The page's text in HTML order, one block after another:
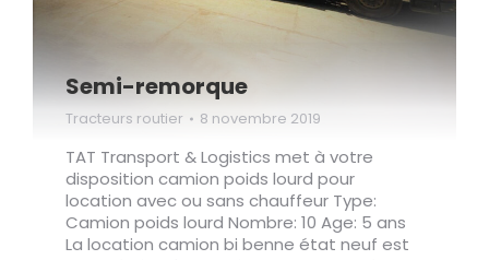
Semi-remorque
Tracteurs routier 8 novembre 2019
TAT Transport & Logistics met à votre
disposition camion poids lourd pour
location avec ou sans chauffeur Type:
Camion poids lourd Nombre: 10 Age: 5 ans
La location camion bi benne état neuf est